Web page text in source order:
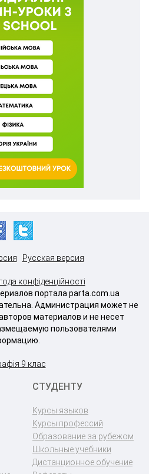
Русская версия
конфіденційності
портала parta.com.ua
Администрация может не
материалов и не несет
пользователями
9 клас
СТУДЕНТУ
Курсы языков
Курсы профессий
Образование за рубежом
Школьные учебники
Дистанционное обучение